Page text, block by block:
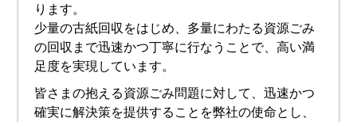
ります。
少量の古紙回収をはじめ、多量にわたる資源ごみ
の回収まで迅速かつ丁寧に行なうことで、高い満
足度を実現しています。
皆さまの抱える資源ごみ問題に対して、迅速かつ
確実に解決策を提供することを弊社の使命とし、